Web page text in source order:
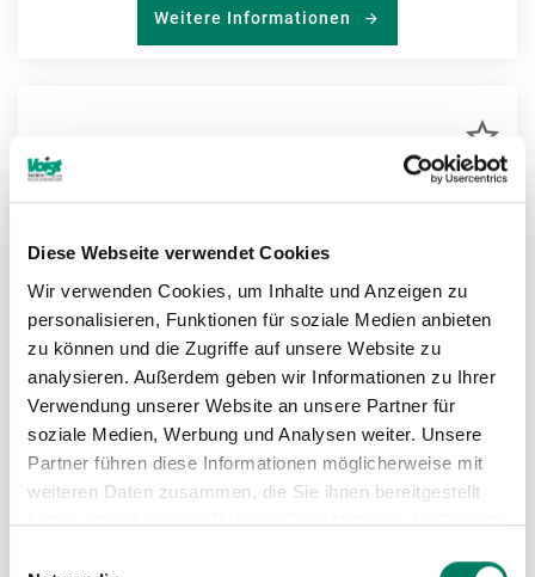
Diese Webseite verwendet Cookies
Wir verwenden Cookies, um Inhalte und Anzeigen zu
personalisieren, Funktionen für soziale Medien anbieten
zu können und die Zugriffe auf unsere Website zu
analysieren. Außerdem geben wir Informationen zu Ihrer
Verwendung unserer Website an unsere Partner für
soziale Medien, Werbung und Analysen weiter. Unsere
Partner führen diese Informationen möglicherweise mit
weiteren Daten zusammen, die Sie ihnen bereitgestellt
haben oder die sie im Rahmen Ihrer Nutzung der Dienste
Weitere Informationen
Spannfix-Ratschenzurrgurte 600/50